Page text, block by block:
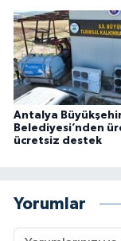
Antalya
Belediyesi’nden
ücretsiz destek
Yorumlar